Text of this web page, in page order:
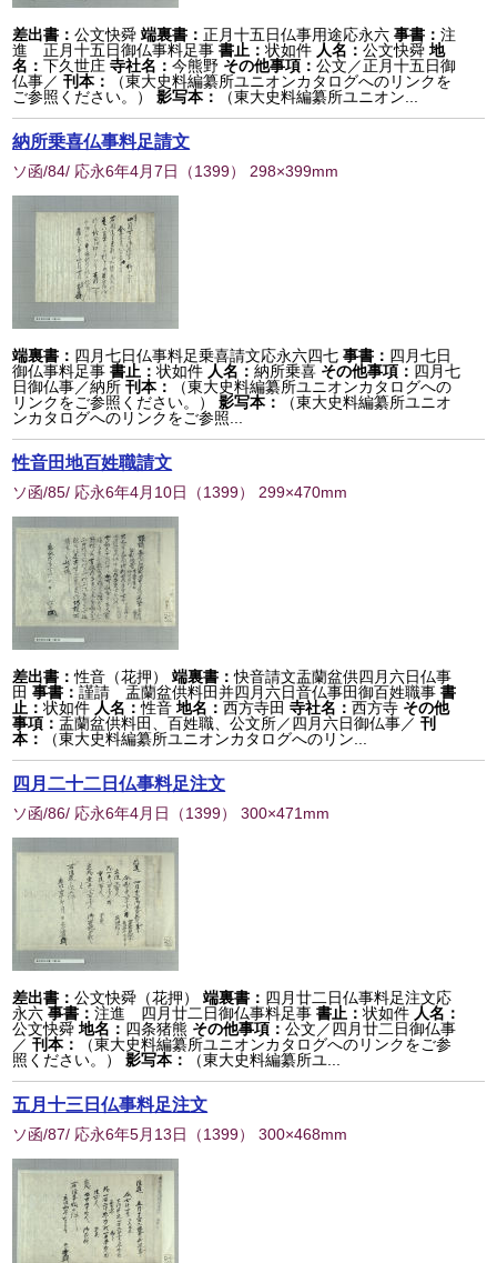
差出書：公文快舜 端裏書：正月十五日仏事用途応永六 事書：注
進 正月十五日御仏事料足事 書止：状如件 人名：公文快舜 地
名：下久世庄 寺社名：今熊野 その他事項：公文／正月十五日御
仏事／刊本：
（東大史料編纂所ユニオンカタログへのリンクを
ご参照ください。）
影写本： （東大史料編纂所ユニオン...
納所乗喜仏事料足請文
ソ函/84/ 応永6年4月7日 （1399） 298×399mm
端裏書： 四月七日仏事料足乗喜請文応永六四七 事書： 四月七日
御仏事料足事 書止：状如件 人名：納所乗喜 その他事項： 四月七
日御仏事／納所 刊本：
（東大史料編纂所ユニオンカタログへの
リンクをご参照ください。）
影写本：
（東大史料編纂所ユニオ
ンカタログへのリンクをご参照...
性音田地百姓職請文
ソ函/85/ 応永6年4月10日 （1399） 299×470mm
差出書：性音（花押） 端裏書：快音請文盂蘭盆供四月六日仏事
田事書：謹請 盂蘭盆供料田并四月六日音仏事田御百姓職事 書
止：状如件 人名：性音 地名：西方寺田 寺社名：西方寺 その他
事項：盂蘭盆供料田、百姓職、公文所／四月六日御仏事／ 刊
本：
（東大史料編纂所ユニオンカタログへのリン...
四月二十二日仏事料足注文
ソ函/86/ 応永6年4月日 （1399） 300×471mm
差出書：公文快舜（花押） 端裏書： 四月廿二日仏事料足注文応
永六 事書：注進 四月廿二日御仏事料足事 書止：状如件 人名：
公文快舜 地名： 四条猪熊 その他事項：公文／四月廿二日御仏事
／刊本：
（東大史料編纂所ユニオンカタログへのリンクをご参
照ください。）
影写本： （東大史料編纂所ユ...
五月十三日仏事料足注文
ソ函/87/ 応永6年5月13日 （1399） 300×468mm